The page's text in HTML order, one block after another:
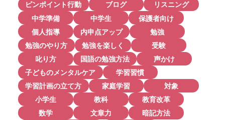
ピンポイント行動
ブログ
リスニング
中学準備
中学生
保護者向け
個人指導
内申点アップ
勉強
勉強のやり方
勉強を楽しく
受験
叱り方
国語の勉強方法
声かけ
子どものメンタルケア
学習習慣
学習計画の立て方
家庭学習
対象
小学生
教科
教育改革
数学
文章力
暗記方法